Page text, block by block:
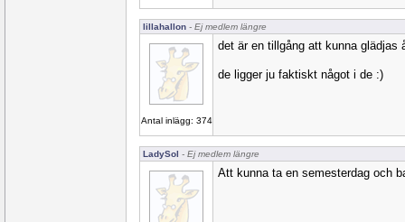
lillahallon - Ej medlem längre
Antal inlägg: 374
det är en tillgång att kunna glädjas
de ligger ju faktiskt något i de :)
LadySol - Ej medlem längre
Att kunna ta en semesterdag och